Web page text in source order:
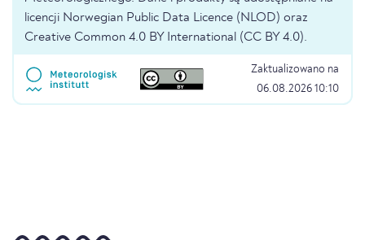
licencji Norwegian Public Data Licence (NLOD) oraz
Creative Common 4.0 BY International (CC BY 4.0).
Zaktualizowano na
06.08.2026 10:10